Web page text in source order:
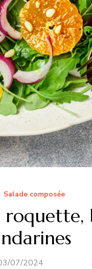
Salade composée
07/2024